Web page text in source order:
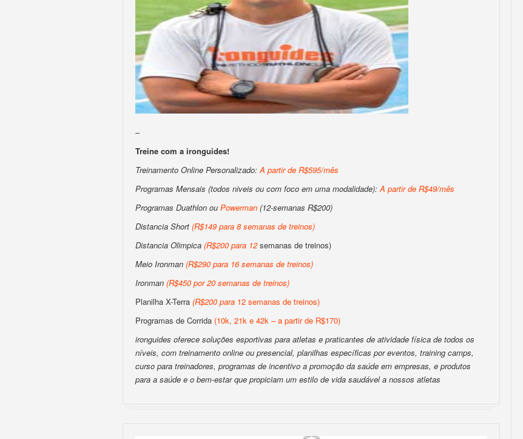
–
Treine com a ironguides!
Treinamento Online Personalizado:A partir de R$595/mês
Programas Mensais (todos niveis ou com foco em uma modalidade):A partir de R$49/mês
Programas Duathlon ou Powerman (12-semanas R$200)
Distancia Short (R$149 para 8 semanas de treinos)
Distancia Olimpica (R$200 para 12semanas de treinos)
Meio Ironman (R$290 para 16 semanas de treinos)
Ironman (R$450 por 20 semanas de treinos)
Planilha X-Terra (R$200 para 12 semanas de treinos)
Programas de Corrida (10k, 21k e 42k – a partir de R$170)
ironguides oferece soluções esportivas para atletas e praticantes de atividade física de todos os
níveis, com treinamento online ou presencial, planilhas específicas por eventos, training camps,
curso para treinadores, programas de incentivo a promoção da saúde em empresas, e produtos
para a saúde e o bem-estar que propiciam um estilo de vida saudável a nossos atletas